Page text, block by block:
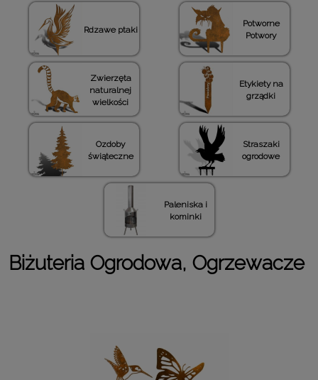
Rdzawe ptaki
Potworne
Potwory
Zwierzęta
naturalnej
wielkości
Etykiety na
grządki
Ozdoby
świąteczne
Straszaki
ogrodowe
Paleniska i
kominki
Biżuteria Ogrodowa, Ogrzewacze